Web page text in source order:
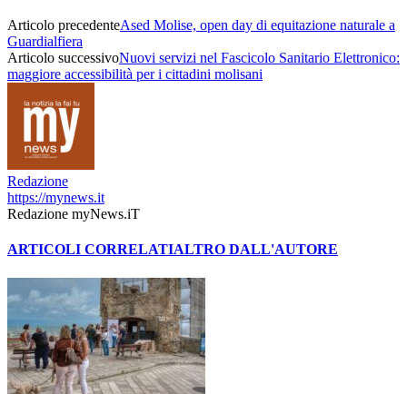
Articolo precedenteAsed Molise, open day di equitazione naturale a
Guardialfiera
Articolo successivoNuovi servizi nel Fascicolo Sanitario Elettronico:
maggiore accessibilità per i cittadini molisani
Redazione
https://mynews.it
Redazione myNews.iT
ARTICOLI CORRELATIALTRO DALL'AUTORE